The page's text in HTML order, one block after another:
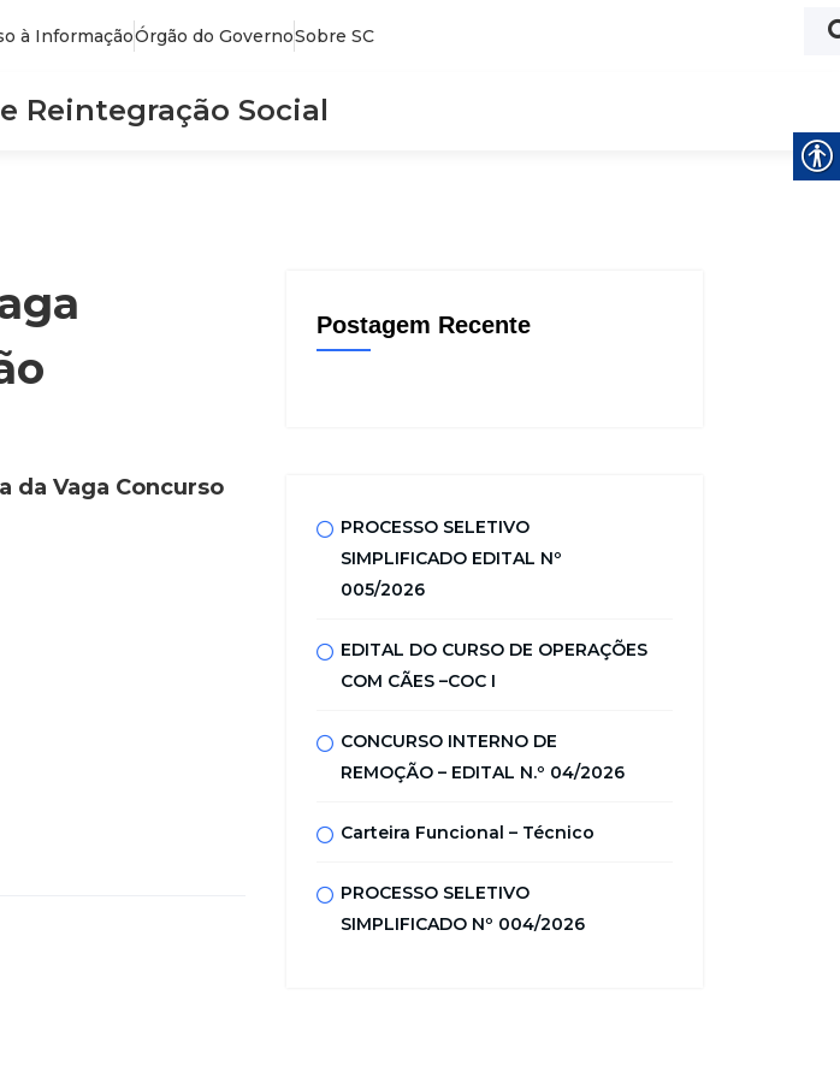
à InformaçãoÓrgão do GovernoSobre SC
Reintegração Social
da Vaga Concurso
Postagem Recente
PROCESSO SELETIVO
SIMPLIFICADO EDITAL Nº
005/2026
EDITAL DO CURSO DE OPERAÇÕES
COM CÃES –COC I
CONCURSO INTERNO DE
REMOÇÃO – EDITAL N.º 04/2026
Carteira Funcional – Técnico
PROCESSO SELETIVO
SIMPLIFICADO Nº 004/2026